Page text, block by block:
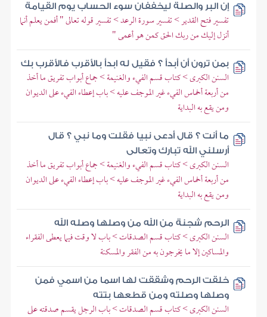
إن البر والصلة ليخففان سوء الحساب يوم القيامة
تفسير فتح القدير > تفسير سورة الرعد > تفسير قوله تعالى " أفمن يعلم أنما
أنزل إليك من ربك الحق كمن هو أعمى "
بمن ترون أن أبدأ ؟ فقيل له ابدأ بالأقرب فالأقرب بك
السنن الكبرى > كتاب قسم الفيء والغنيمة > جماع أبواب تفريق ما أخذ
من أربعة أخماس الفيء غير الموجف عليه > باب إعطاء الفيء على الديوان
ومن يقع به البداية
ما أنت ؟ قال أدعى نبيا فقلت وما نبي ؟ قال
أرسلني الله تبارك وتعالى
السنن الكبرى > كتاب قسم الفيء والغنيمة > جماع أبواب تفريق ما أخذ
من أربعة أخماس الفيء غير الموجف عليه > باب إعطاء الفيء على الديوان
ومن يقع به البداية
الرحم شجنة من الله من وصلها وصله الله
السنن الكبرى > كتاب قسم الصدقات > باب لا وقت فيما يعطى الفقراء
والمساكين إلا ما يخرجون به من الفقر والمسكنة
خلقت الرحم وشققت لها اسما من اسمي فمن
وصلها وصلته ومن قطعها بتته
السنن الكبرى > كتاب قسم الصدقات > باب الرجل يقسم صدقته على